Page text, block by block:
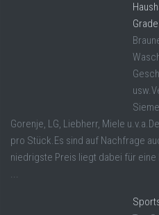
Grade
Gorenje, LG, Liebherr, Miele
pro Stück.Es sind auf Nachfrage
niedrigste Preis liegt dabei für eine
...